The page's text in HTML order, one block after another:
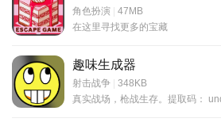
角色扮演 | 47MB
在这里寻找更多的宝藏
趣味生成器
射击战争 | 348KB
真实战场，枪战生存。提取码：